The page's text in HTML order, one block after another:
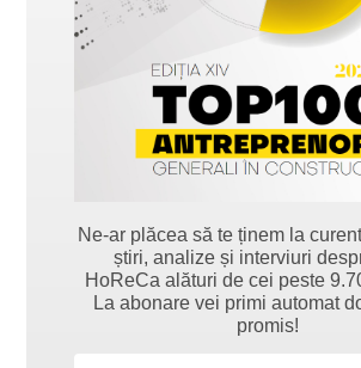
Ne-ar plăcea să te ținem la
știri, analize și interviuri
HoReCa alături de cei peste
La abonare vei primi automat
promis!